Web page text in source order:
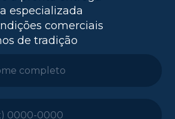
especializada
comerciais
de tradição